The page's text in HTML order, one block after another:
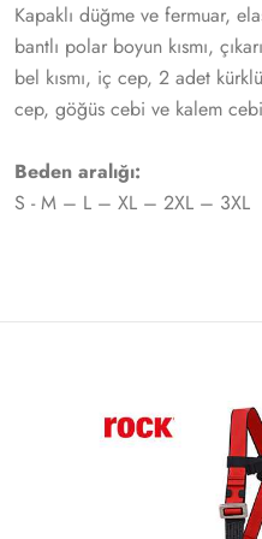
Kapaklı düğme ve fermuar,
bantlı polar boyun kısmı,
bel kısmı, iç cep, 2 adet
cep, göğüs cebi ve kalem cebi
Beden aralığı:
S - M – L – XL – 2XL – 3XL